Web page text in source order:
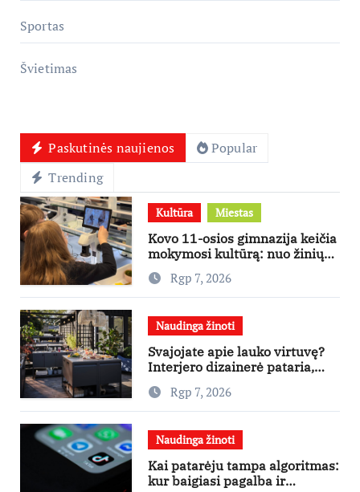
Sportas
Švietimas
Paskutinės naujienos
Popular
Trending
Kultūra Miestas
Kovo 11-osios gimnazija keičia
mokymosi kultūrą: nuo žinių
kaupimo – prie jų supratimo ir
taikymo
Rgp 7, 2026
Naudinga žinoti
Svajojate apie lauko virtuvę?
Interjero dizainerė pataria,
nuo ko pradėti
Rgp 7, 2026
Naudinga žinoti
Kai patarėju tampa algoritmas:
kur baigiasi pagalba ir